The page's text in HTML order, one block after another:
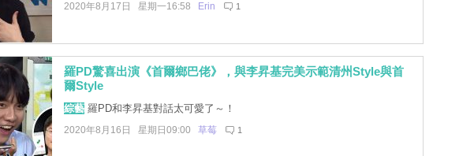
2020年8月17日 星期一16:58 Erin 1
羅PD驚喜出演《首爾鄉巴佬》，與李昇基完美示範清州Style與首
爾Style
綜藝羅PD和李昇基對話太可愛了～！
2020年8月16日 星期日09:00 草莓 1